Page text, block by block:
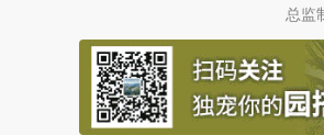
总监